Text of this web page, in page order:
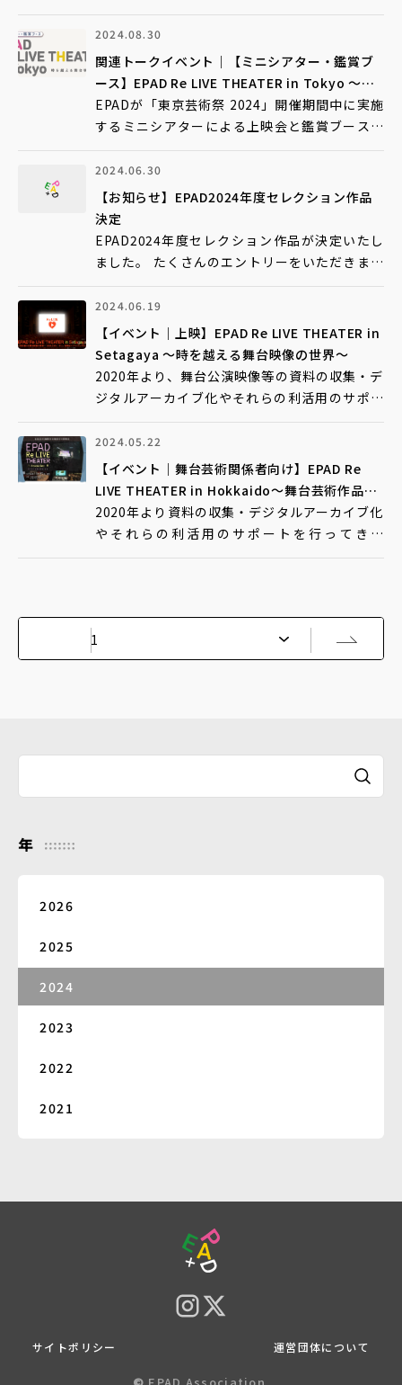
ミニシアターによる上映会を開催いたします。
これまでに2,700作品以上の舞台作品映像を収蔵
してきたEPADでは、2023年度より、収集した
舞台公演映像の利活用の一環として各地での舞
台映像の
2024.08.30
関連トークイベント｜【ミニシアター・鑑賞ブ
ース】EPAD Re LIVE THEATER in Tokyo 〜時
を越える舞台映像の世界〜
EPADが「東京芸術祭 2024」開催期間中に実施
するミニシアターによる上映会と鑑賞ブースの
設置。 期間中は、関連するトークイベント・シ
ンポジウムも行います。 関連トークイベント
【ミニシアター・鑑賞ブース】EPAD Re LIVE
THEATER in Tokyo 〜時を越え
2024.06.30
【お知らせ】EPAD2024年度セレクション作品
決定
EPAD2024年度セレクション作品が決定いたし
ました。 たくさんのエントリーをいただきまし
て誠にありがとうございました。
https://epad.jp/news/2024042301/
2024.06.19
【イベント｜上映】EPAD Re LIVE THEATER in
Setagaya 〜時を越える舞台映像の世界〜
2020年より、舞台公演映像等の資料の収集・デ
ジタルアーカイブ化やそれらの利活⽤のサポー
トを⾏うEPAD。 2023年度からは、利活⽤の⼀
環として、劇場での上映会に本格的に取り組ん
でいます。これをさらに広げ本年度は、各地の
公⽴⽂化施設での巡回上映を⽬指し、様々な形
式で上映会・シンポジウムを展開中で
2024.05.22
【イベント｜舞台芸術関係者向け】EPAD Re
LIVE THEATER in Hokkaido～舞台芸術作品を
「観に行く」から「やってくる」へ～
2020年より資料の収集・デジタルアーカイブ化
やそれらの利活用のサポートを行ってきた
EPAD。その事業の中核として、消えゆく生の舞
掘を行ってきました。 2023年度より、こうして
収集した「舞台公演映像」の利活用
年
2026
2025
2024
2023
2022
2021
サイトポリシー 運営団体について